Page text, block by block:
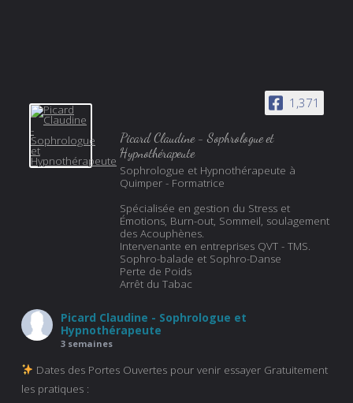
1,371
Picard Claudine - Sophrologue et
Hypnothérapeute
Sophrologue et Hypnothérapeute à
Quimper - Formatrice
Spécialisée en gestion du Stress et
Émotions, Burn-out, Sommeil, soulagement
des Acouphènes.
Intervenante en entreprises QVT - TMS.
Sophro-balade et Sophro-Danse
Perte de Poids
Arrêt du Tabac
Picard Claudine - Sophrologue et
Hypnothérapeute
3 semaines
Dates des Portes Ouvertes pour venir essayer Gratuitement
les pratiques :